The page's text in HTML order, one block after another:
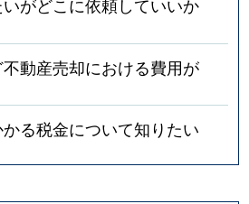
がどこに依頼していいか
動産売却における費用が
る税金について知りたい